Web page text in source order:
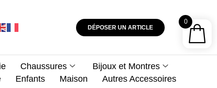
DÉPOSER UN ARTICLE
Chaussures
Bijoux et Montres
Enfants Maison Autres Accessoires
0